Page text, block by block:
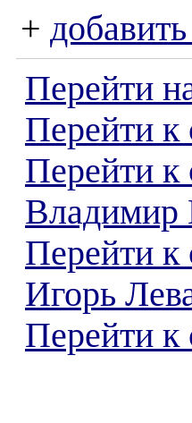
+
Перейти
Перейти к
Перейти к
Владимир
Перейти к
Игорь
Перейти к